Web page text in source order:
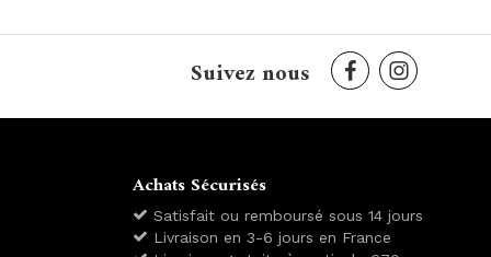
Suivez nous
Achats Sécurisés
Satisfait ou remboursé sous 14 jours
Livraison en 3-6 jours en France